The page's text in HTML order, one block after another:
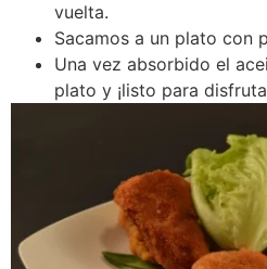
vuelta.
Sacamos a un plato con
Una vez absorbido el
plato y ¡listo para